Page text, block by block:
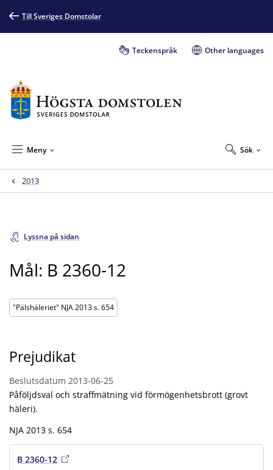
Till Sveriges Domstolar
Teckenspråk Other languages
Sök
Meny
2013
Lyssna på sidan
Mål: B 2360-12
"Pälshäleriet" NJA 2013 s. 654
Prejudikat
Beslutsdatum 2013-06-25
Påföljdsval och straffmätning vid förmögenhetsbrott (grovt
häleri).
NJA 2013 s. 654
B 2360-12